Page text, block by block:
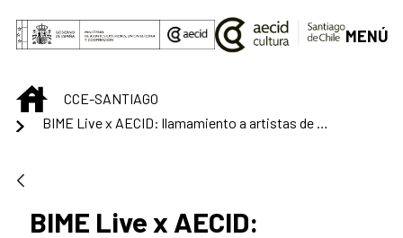
Saltar al contenido principal
MENÚ
INICIOCCE-SANTIAGO
BIME Live x AECID: